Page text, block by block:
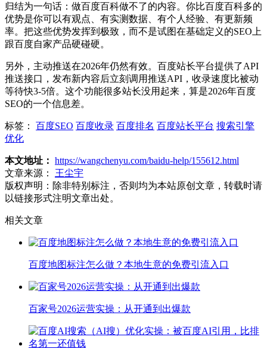
归结为一句话：做百度百科做不了的内容。你比百度百科多的
优势是你可以有观点、有实测数据、有个人经验、有更新频
率。把这些优势发挥到极致，而不是试图在基础定义的SEO上
跟百度自家产品硬碰硬。
另外，主动推送在2026年仍然有效。百度站长平台提供了API
推送接口，发布新内容后立刻调用推送API，收录速度比被动
等待快3-5倍。这个功能很多站长没用起来，算是2026年百度
SEO的一个信息差。
标签： 百度SEO 百度收录 百度排名 百度站长平台 搜索引擎
优化
本文地址： https://wangchenyu.com/baidu-help/155612.html
文章来源：
王尘宇
版权声明： 除非特别标注，否则均为本站原创文章，转载时请
以链接形式注明文章出处。
相关文章
百度地图标注怎么做？本地生意的免费引流入口
百家号2026运营实操：从开通到出爆款